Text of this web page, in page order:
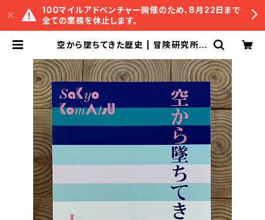
100マイルアドベンチャー開催のため、8月22日まで
全ての業務を休止します。
空から墜ちてきた歴史 | 冒険研究所書